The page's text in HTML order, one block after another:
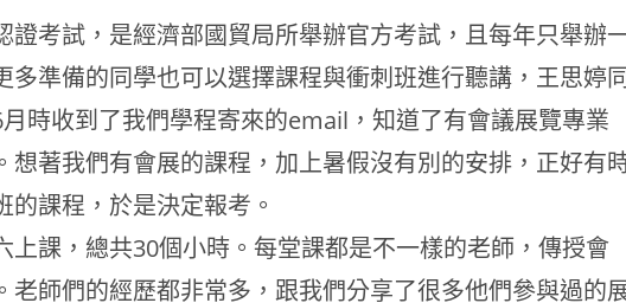
證考試，是經濟部國貿局所舉辦官方考試，且每年只舉辦
多準備的同學也可以選擇課程與衝刺班進行聽講，王思婷
時收到了我們學程寄來的email，知道了有會議展覽專業
想著我們有會展的課程，加上暑假沒有別的安排，正好有
的課程，於是決定報考。
上課，總共30個小時。每堂課都是不一樣的老師，傳授會
老師們的經歷都非常多，跟我們分享了很多他們參與過的